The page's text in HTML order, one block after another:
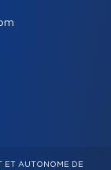
ET AUTONOME DE